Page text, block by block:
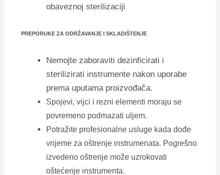
obaveznoj sterilizaciji
PREPORUKE ZA ODRŽAVANJE I SKLADIŠTENJE
Nemojte zaboraviti dezinficirati i
sterilizirati instrumente nakon uporabe
prema uputama proizvođača.
Spojevi, vijci i rezni elementi moraju se
povremeno podmazati uljem.
Potražite profesionalne usluge kada dođe
vrijeme za oštrenje instrumenata. Pogrešno
izvedeno oštrenje može uzrokovati
oštećenje instrumenta.